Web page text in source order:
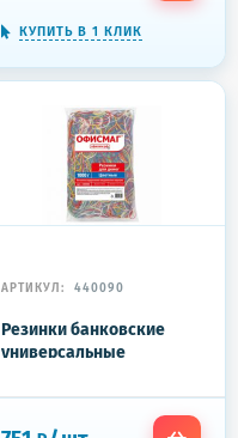
КУПИТЬ В 1 КЛИК
АРТИКУЛ: 440090
Резинки банковские
универсальные
ОФИСМАГ 1000 г,
цветные, натуральный